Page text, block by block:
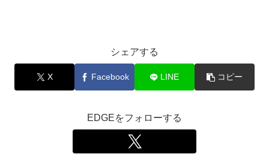
シェアする
X Facebook LINE コピー
EDGEをフォローする